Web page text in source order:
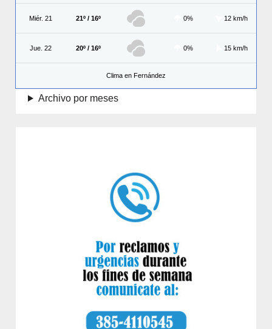
Miér. 21 21º / 16º 0% 12 km/h
Jue. 22 20º / 16º 0% 15 km/h
Clima en Fernández
Archivo por meses